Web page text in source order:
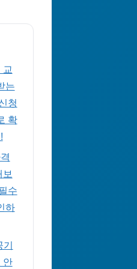
교
는
청
확
수
하
안